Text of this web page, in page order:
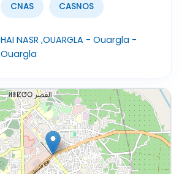
CNAS CASNOS
HAI NASR ,OUARGLA - Ouargla -
Ouargla